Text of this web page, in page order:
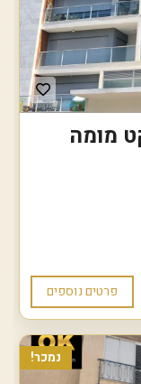
מומה
פרטים נוספים
נמכר!